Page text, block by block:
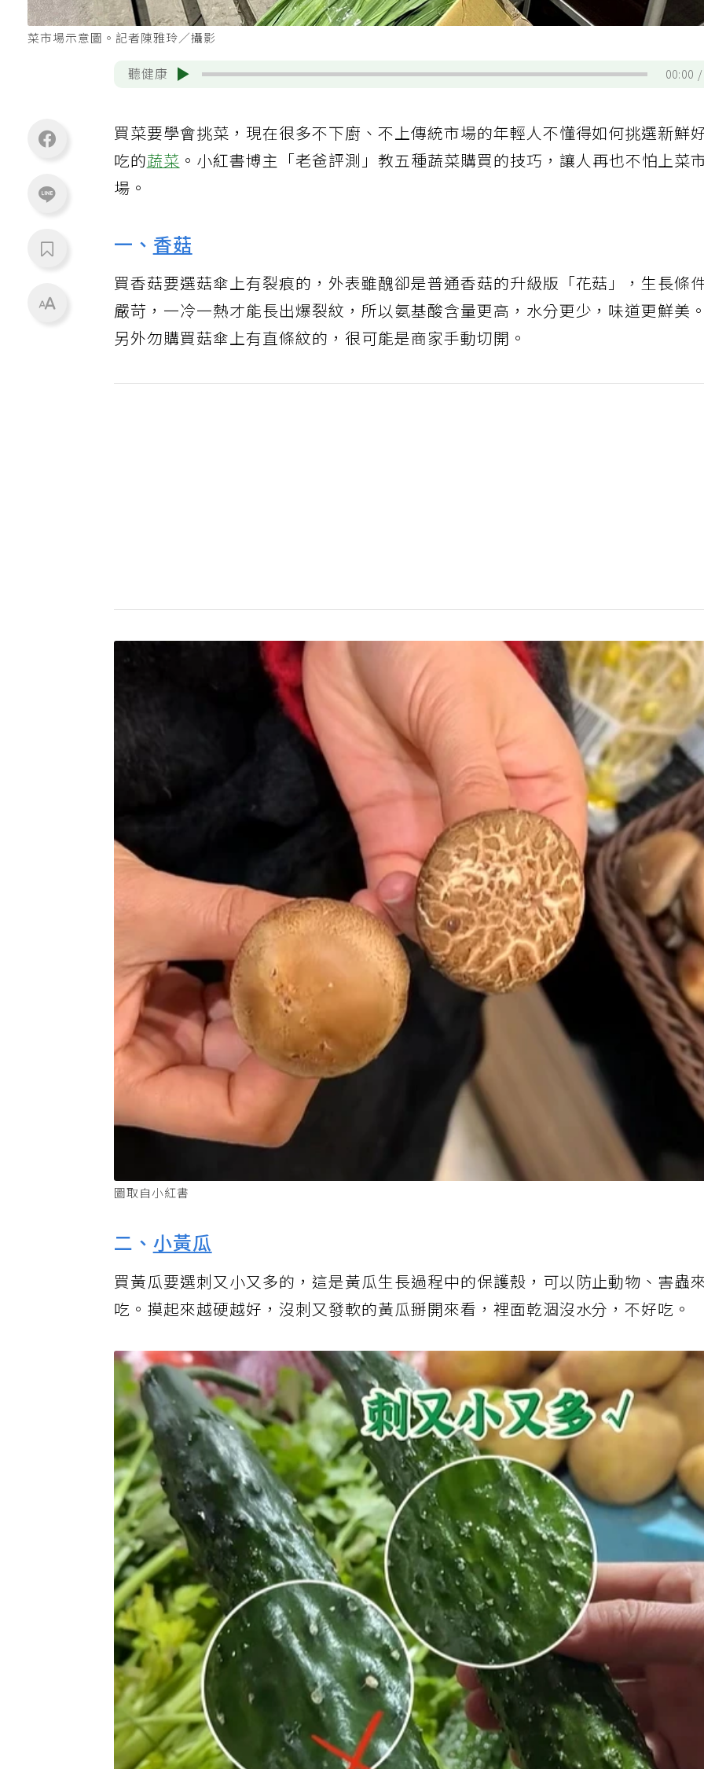
菜市場示意圖。記者陳雅玲／攝影
聽健康 00:00
買菜要學會挑菜，現在很多不下廚、不上傳統市場的年輕人不懂得如何挑選新鮮
吃的蔬菜 。小紅書博主「老爸評測」教五種蔬菜購買的技巧，讓人再也不怕上菜
場。
一、香菇
買香菇要選菇傘上有裂痕的，外表雖醜卻是普通香菇的升級版「花菇」，生長條
嚴苛，一冷一熱才能長出爆裂紋，所以氨基酸含量更高，水分更少，味道更鮮美
另外勿購買菇傘上有直條紋的，很可能是商家手動切開。
圖取自小紅書
二、小黃瓜
買黃瓜要選刺又小又多的，這是黃瓜生長過程中的保護殼，可以防止動物、害蟲
吃。摸起來越硬越好，沒刺又發軟的黃瓜掰開來看，裡面乾涸沒水分，不好吃。